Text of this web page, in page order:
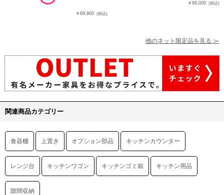
￥69,900 (税込)
￥88,000 (税込)
他のネット限定品を見る ≫
関連商品カテゴリー
食器棚 上置き オプション部品 キッチンカウンター
レンジ台 キッチンワゴン キッチンゴミ箱 キッチン用品
隙間収納